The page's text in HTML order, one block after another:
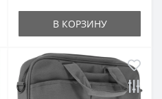
В КОРЗИНУ